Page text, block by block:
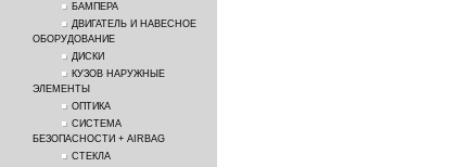
БАМПЕРА
ДВИГАТЕЛЬ И НАВЕСНОЕ
ОБОРУДОВАНИЕ
ДИСКИ
КУЗОВ НАРУЖНЫЕ
ЭЛЕМЕНТЫ
ОПТИКА
СИСТЕМА
БЕЗОПАСНОСТИ + AIRBAG
СТЕКЛА